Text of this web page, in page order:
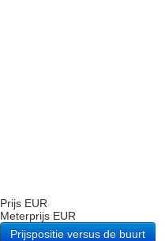
Prijs EUR
Meterprijs EUR
Prijspositie versus de buurt